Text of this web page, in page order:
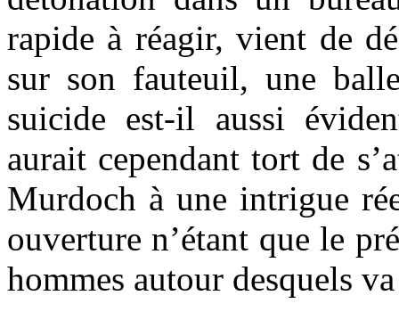
rapide à réagir, vient de
sur son fauteuil, une
suicide est-il aussi
aurait cependant tort de
Murdoch à une intrigue
ouverture n’étant que le
hommes autour desquels